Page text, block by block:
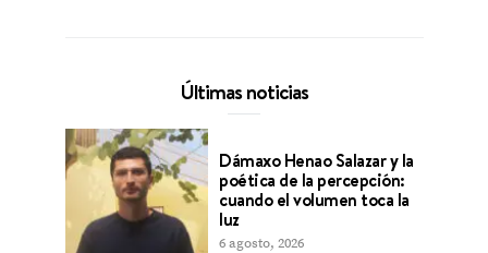
Últimas noticias
Dámaxo Henao Salazar y la
poética de la percepción:
cuando el volumen toca la
luz
6 agosto, 2026